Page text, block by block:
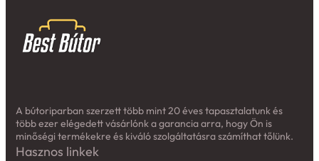
A bútoriparban szerzett több mint 20 éves tapasztalatunk és
több ezer elégedett vásárlónk a garancia arra, hogy Ön is
minőségi termékekre és kiváló szolgáltatásra számíthat tőlünk.
Hasznos linkek